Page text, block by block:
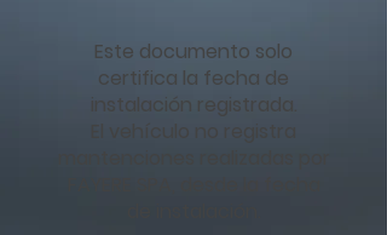
Este documento solo
certifica la fecha de
instalación registrada.
El vehículo no registra